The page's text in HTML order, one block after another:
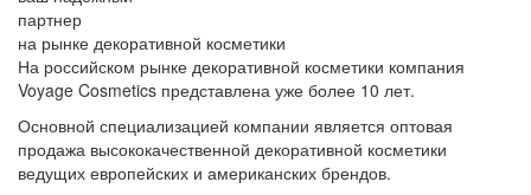
партнер
на рынке декоративной косметики
На российском рынке декоративной косметики компания
Voyage Cosmetics представлена уже более 10 лет.
Основной специализацией компании является оптовая
продажа высококачественной декоративной косметики
ведущих европейских и американских брендов.